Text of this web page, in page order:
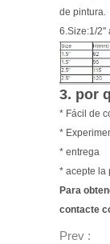
de pintura.
6.Size:1/2''
3. por
* Fácil de
*
* entrega
* acepte la
Para
contacte
Prev :